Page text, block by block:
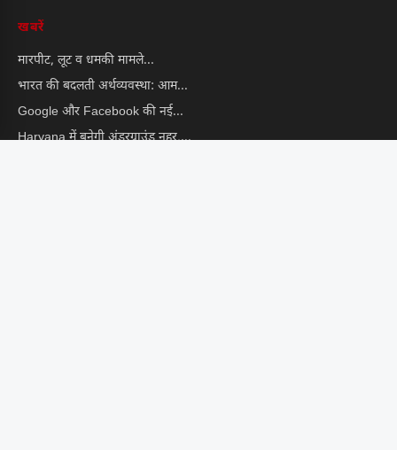
खबरें
मारपीट, लूट व धमकी मामले...
भारत की बदलती अर्थव्यवस्था: आम...
Google और Facebook की नई...
Haryana में बनेगी अंडरग्राउंड नहर,...